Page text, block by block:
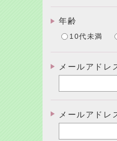
年齢
10代未満
メールアドレ
メールアドレ